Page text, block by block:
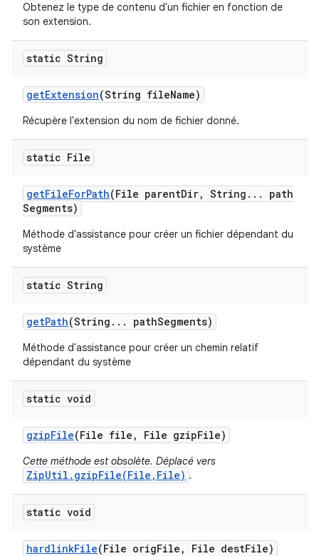
Obtenez le type de contenu d'un fichier en fonction de
son extension.
static String
getExtension(String fileName)
Récupère l'extension du nom de fichier donné.
static File
getFileForPath(File parentDir, String . . .
path
Segments)
Méthode d'assistance pour créer un fichier dépendant du
système
static String
getPath(String . . . pathSegments)
Méthode d'assistance pour créer un chemin relatif
dépendant du système
static void
gzipFile(File file , File gzipFile)
Cette méthode est obsolète. Déplacé vers
ZipUtil.gzipFile(File,File) .
static void
hardlinkFile(File origFile , File destFile)